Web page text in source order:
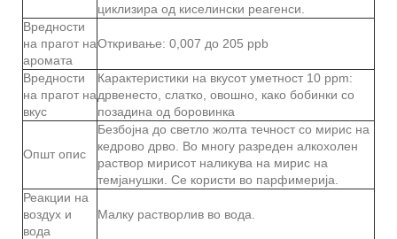
циклизира од киселински реагенси.
Вредности
на прагот на
аромата
Откривање: 0,007 до 205 ppb
Вредности
на прагот на
вкус
Карактеристики на вкусот уметност 10 ppm:
дрвенесто, слатко, овошно, како бобинки со
позадина од боровинка
Општ опис
Безбојна до светло жолта течност со мирис на
кедрово дрво. Во многу разреден алкохолен
раствор мирисот наликува на мирис на
темјанушки. Се користи во парфимерија.
Реакции на
воздух и
вода
Малку растворлив во вода.